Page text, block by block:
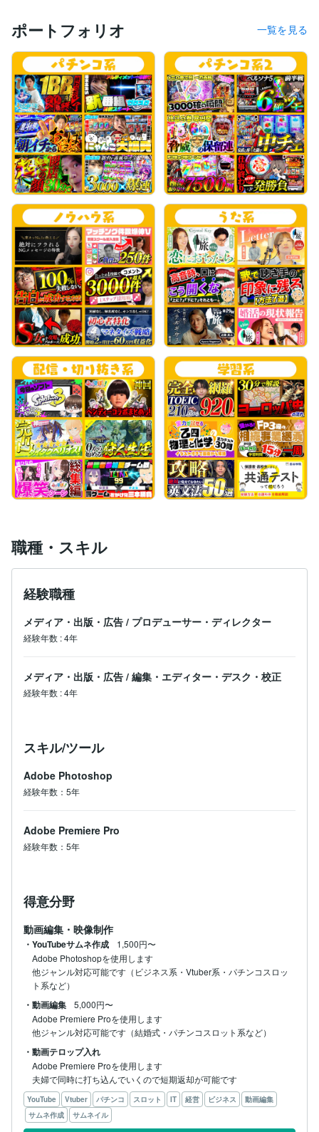
ポートフォリオ 一覧を見る
職種・スキル
経験職種
メディア・出版・広告 / プロデューサー・ディレクター
経験年数 :4年
メディア・出版・広告 / 編集・エディター・デスク・校正
経験年数 :4年
スキル/ツール
Adobe Photoshop
経験年数：5年
Adobe Premiere Pro
経験年数：5年
得意分野
動画編集・映像制作
・YouTubeサムネ作成
1,500円〜
Adobe Photoshopを使用します
他ジャンル対応可能です（ビジネス系・Vtuber系・パチンコスロッ
ト系など）
・動画編集
5,000円〜
Adobe Premiere Proを使用します
他ジャンル対応可能です（結婚式・パチンコスロット系など）
・動画テロップ入れ
Adobe Premiere Proを使用します
夫婦で同時に打ち込んでいくので短期返却が可能です
YouTube Vtuber パチンコ スロット IT 経営 ビジネス
動画編集
サムネ作成
サムネイル